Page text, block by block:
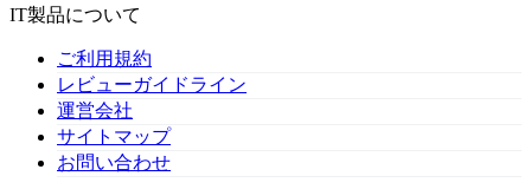
IT製品について
ご利用規約
レビューガイドライン
運営会社
サイトマップ
お問い合わせ